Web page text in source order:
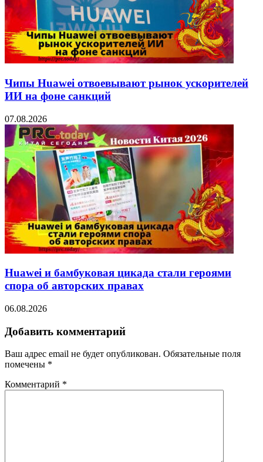
Чипы Huawei отвоевывают рынок ускорителей
ИИ на фоне санкций
07.08.2026
Huawei и бамбуковая цикада стали героями
спора об авторских правах
06.08.2026
Добавить комментарий
Ваш адрес email не будет опубликован. Обязательные поля
помечены *
Комментарий *